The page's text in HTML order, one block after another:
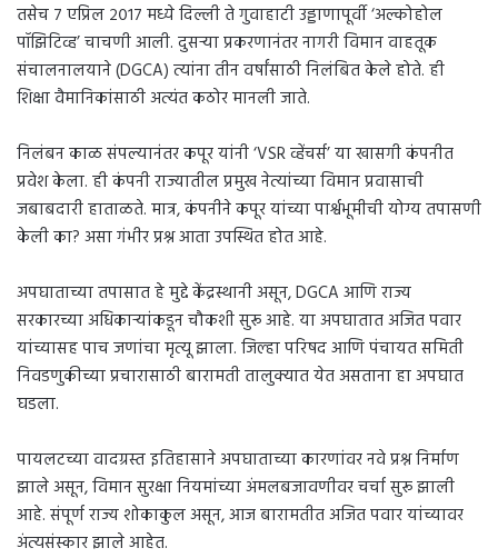
तसेच ७ एप्रिल २०१७ मध्ये दिल्ली ते गुवाहाटी उड्डाणापूर्वी ‘अल्कोहोल
पॉझिटिव्ह’ चाचणी आली. दुसऱ्या प्रकरणानंतर नागरी विमान वाहतूक
संचालनालयाने (DGCA) त्यांना तीन वर्षांसाठी निलंबित केले होते. ही
शिक्षा वैमानिकांसाठी अत्यंत कठोर मानली जाते.
निलंबन काळ संपल्यानंतर कपूर यांनी ‘VSR व्हेंचर्स’ या खासगी कंपनीत
प्रवेश केला. ही कंपनी राज्यातील प्रमुख नेत्यांच्या विमान प्रवासाची
जबाबदारी हाताळते. मात्र, कंपनीने कपूर यांच्या पार्श्वभूमीची योग्य तपासणी
केली का? असा गंभीर प्रश्न आता उपस्थित होत आहे.
अपघाताच्या तपासात हे मुद्दे केंद्रस्थानी असून, DGCA आणि राज्य
सरकारच्या अधिकाऱ्यांकडून चौकशी सुरू आहे. या अपघातात अजित पवार
यांच्यासह पाच जणांचा मृत्यू झाला. जिल्हा परिषद आणि पंचायत समिती
निवडणुकीच्या प्रचारासाठी बारामती तालुक्यात येत असताना हा अपघात
घडला.
पायलटच्या वादग्रस्त इतिहासाने अपघाताच्या कारणांवर नवे प्रश्न निर्माण
झाले असून, विमान सुरक्षा नियमांच्या अंमलबजावणीवर चर्चा सुरू झाली
आहे. संपूर्ण राज्य शोकाकुल असून, आज बारामतीत अजित पवार यांच्यावर
अंत्यसंस्कार झाले आहेत.